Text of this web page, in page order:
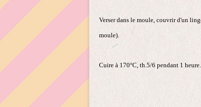
Verser dans le moule, couvrir d'un
moule).
Cuire à 170°C, th.5/6 pendant 1